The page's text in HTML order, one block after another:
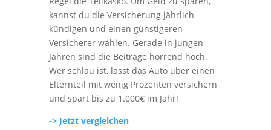
kannst du die Versicherung jährlich
kündigen und einen günstigeren
Versicherer wählen. Gerade in jungen
Jahren sind die Beiträge horrend hoch.
Wer schlau ist, lässt das Auto über einen
Elternteil mit wenig Prozenten versichern
und spart bis zu 1.000€ im Jahr!
-> Jetzt vergleichen